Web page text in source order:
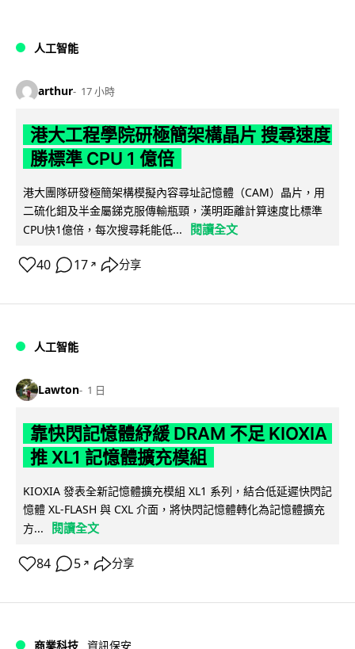
人工智能
arthur 17 小時
港大工程學院研極簡架構晶片 搜尋速度
勝標準 CPU 1 億倍
港大團隊研發極簡架構模擬內容尋址記憶體（CAM）晶片，用
二硫化鉬及半金屬銻克服傳輸瓶頸，漢明距離計算速度比標準
CPU快1億倍，每次搜尋耗能低...
閱讀全文
40 17 ↗ 分享
人工智能
Lawton 1 日
靠快閃記憶體紓緩 DRAM 不足 KIOXIA
推 XL1 記憶體擴充模組
KIOXIA 發表全新記憶體擴充模組 XL1 系列，結合低延遲快閃記
憶體 XL-FLASH 與 CXL 介面，將快閃記憶體轉化為記憶體擴充
方...
閱讀全文
84 5 ↗ 分享
商業科技 資訊保安